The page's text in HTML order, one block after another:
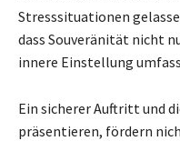
Stresssituationen
dass Souveränität nicht
innere Einstellung
Ein sicherer Auftritt und
präsentieren, fördern